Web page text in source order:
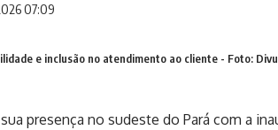
07:09
e inclusão no atendimento ao cliente - Foto:
presença no sudeste do Pará com a